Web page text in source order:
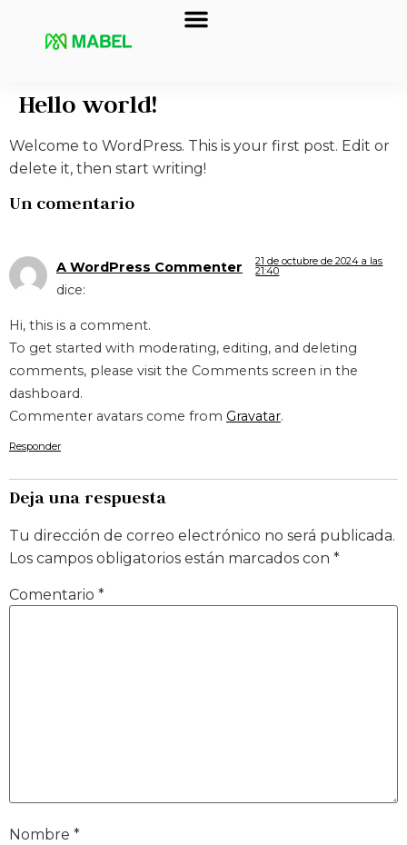
Hello world!
Welcome to WordPress. This is your first post. Edit or
delete it, then start writing!
Un comentario
A WordPress Commenter
dice:
21 de octubre de 2024 a las
21:40
Hi, this is a comment.
To get started with moderating, editing, and deleting
comments, please visit the Comments screen in the
dashboard.
Commenter avatars come from Gravatar.
Responder
Deja una respuesta
Tu dirección de correo electrónico no será publicada.
Los campos obligatorios están marcados con *
Comentario *
Nombre *